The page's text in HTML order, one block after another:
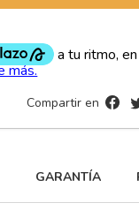
Compartir en
GARANTÍA